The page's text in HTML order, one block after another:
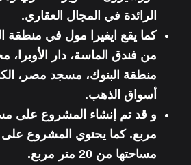
الرائدة في المجال العقاري.
كما يقع ايفيرا مول في منطقة
من فندق الماسة، دار
منطقة البنوك، مسجد مصر،
أسواق الذهب.
مربع. كما يحتوي المشروع على
مساحتها من 20 متر مربع.